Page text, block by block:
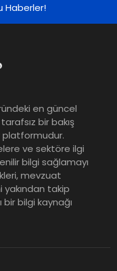
Haberler!
en güncel
bir bakış
platformudur.
ve sektöre ilgi
bilgi sağlamayı
mevzuat
takip
bir bilgi kaynağı